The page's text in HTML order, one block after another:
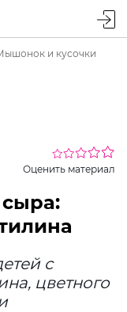
и кусочки
Оценить материал
с
цветного